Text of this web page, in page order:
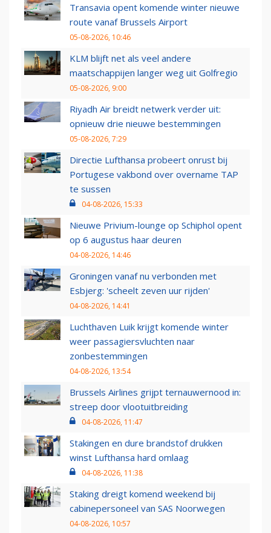
Transavia opent komende winter nieuwe
route vanaf Brussels Airport
05-08-2026, 10:46
KLM blijft net als veel andere
maatschappijen langer weg uit Golfregio
05-08-2026, 9:00
Riyadh Air breidt netwerk verder uit:
opnieuw drie nieuwe bestemmingen
05-08-2026, 7:29
Directie Lufthansa probeert onrust bij
Portugese vakbond over overname TAP
te sussen
04-08-2026, 15:33
Nieuwe Privium-lounge op Schiphol opent
op 6 augustus haar deuren
04-08-2026, 14:46
Groningen vanaf nu verbonden met
Esbjerg: 'scheelt zeven uur rijden'
04-08-2026, 14:41
Luchthaven Luik krijgt komende winter
weer passagiersvluchten naar
zonbestemmingen
04-08-2026, 13:54
Brussels Airlines grijpt ternauwernood in:
streep door vlootuitbreiding
04-08-2026, 11:47
Stakingen en dure brandstof drukken
winst Lufthansa hard omlaag
04-08-2026, 11:38
Staking dreigt komend weekend bij
cabinepersoneel van SAS Noorwegen
04-08-2026, 10:57